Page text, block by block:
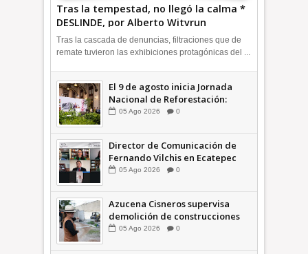
Tras la tempestad, no llegó la calma *
DESLINDE, por Alberto Witvrun
OPINIÓN
Tras la cascada de denuncias, filtraciones que de
remate tuvieron las exhibiciones protagónicas del ...
El 9 de agosto inicia Jornada
Nacional de Reforestación:
presidenta Sheinbaum +Video
05 Ago 2026 0
Director de Comunicación de
Fernando Vilchis en Ecatepec
financió publicaciones en redes
Cisneros: TEEM | INFORMATIVA
05 Ago 2026 0
Azucena Cisneros supervisa
demolición de construcciones
ilegales en zona federal
05 Ago 2026 0